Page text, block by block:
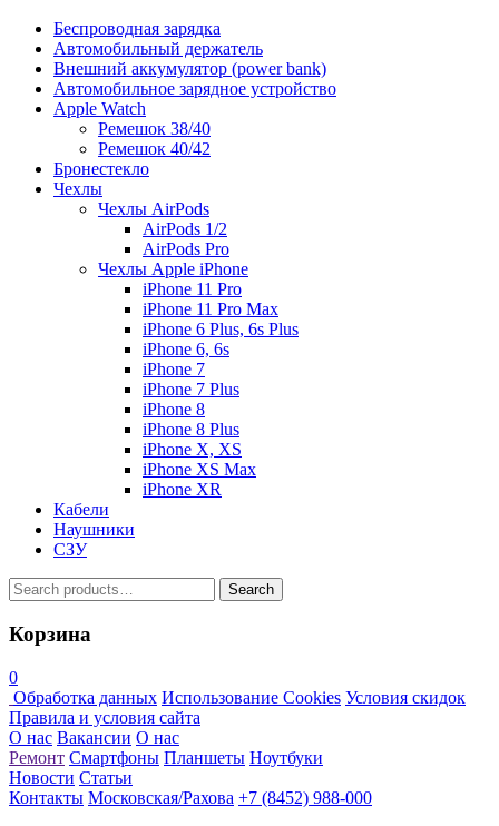
Беспроводная зарядка
Автомобильный держатель
Внешний аккумулятор (power bank)
Автомобильное зарядное устройство
Apple Watch
Ремешок 38/40
Ремешок 40/42
Бронестекло
Чехлы
Чехлы AirPods
AirPods 1/2
AirPods Pro
Чехлы Apple iPhone
iPhone 11 Pro
iPhone 11 Pro Max
iPhone 6 Plus, 6s Plus
iPhone 6, 6s
iPhone 7
iPhone 7 Plus
iPhone 8
iPhone 8 Plus
iPhone X, XS
iPhone XS Max
iPhone XR
Кабели
Наушники
СЗУ
Search
for:
Search
Корзина
0
Обработка данных Использование Cookies Условия скидок
Правила и условия сайта
О нас Вакансии О нас
Ремонт Смартфоны Планшеты Ноутбуки
Новости Статьи
Контакты Московская/Рахова +7 (8452) 988-000